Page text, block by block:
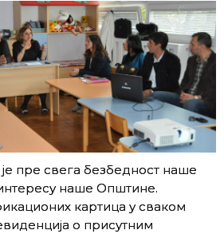
пре свега безбедност наше
наше Општине.
картица у сваком
о присутним